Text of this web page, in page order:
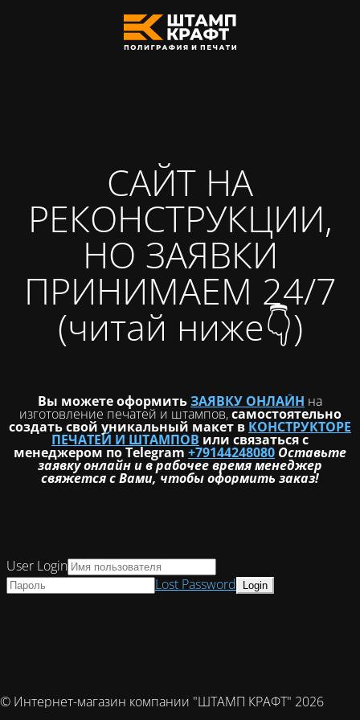
САЙТ НА
РЕКОНСТРУКЦИИ,
НО ЗАЯВКИ
ПРИНИМАЕМ 24/7
(читай ниже👇)
Вы можете оформитьЗАЯВКУ ОНЛАЙН на
изготовление печатей и штампов,самостоятельно
создать свой уникальный макет в КОНСТРУКТОРЕ
ПЕЧАТЕЙ И ШТАМПОВ или связаться с
менеджером по Telegram +79144248080 Оставьте
заявку онлайн и в рабочее время менеджер
свяжется с Вами, чтобы оформить заказ!
© Интернет-магазин компании "ШТАМП КРАФТ" 2026
User Login
Lost Password